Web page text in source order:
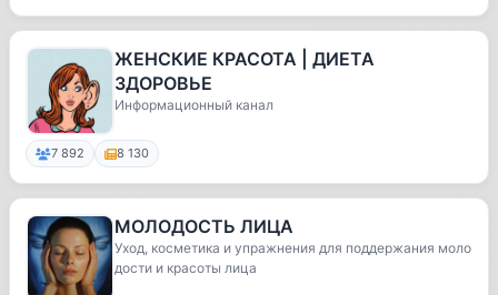
ЖЕНСКИЕ КРАСОТА | ДИЕТА
ЗДОРОВЬЕ
Информационный канал
7 892 8 130
МОЛОДОСТЬ ЛИЦА
Уход, косметика и упражнения для поддержания моло
дости и красоты лица